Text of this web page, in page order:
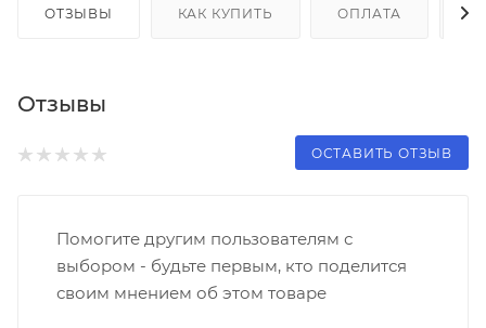
ОТЗЫВЫ КАК КУПИТЬ ОПЛАТА
Отзывы
ОСТАВИТЬ ОТЗЫВ
Помогите другим пользователям с
выбором - будьте первым, кто поделится
своим мнением об этом товаре